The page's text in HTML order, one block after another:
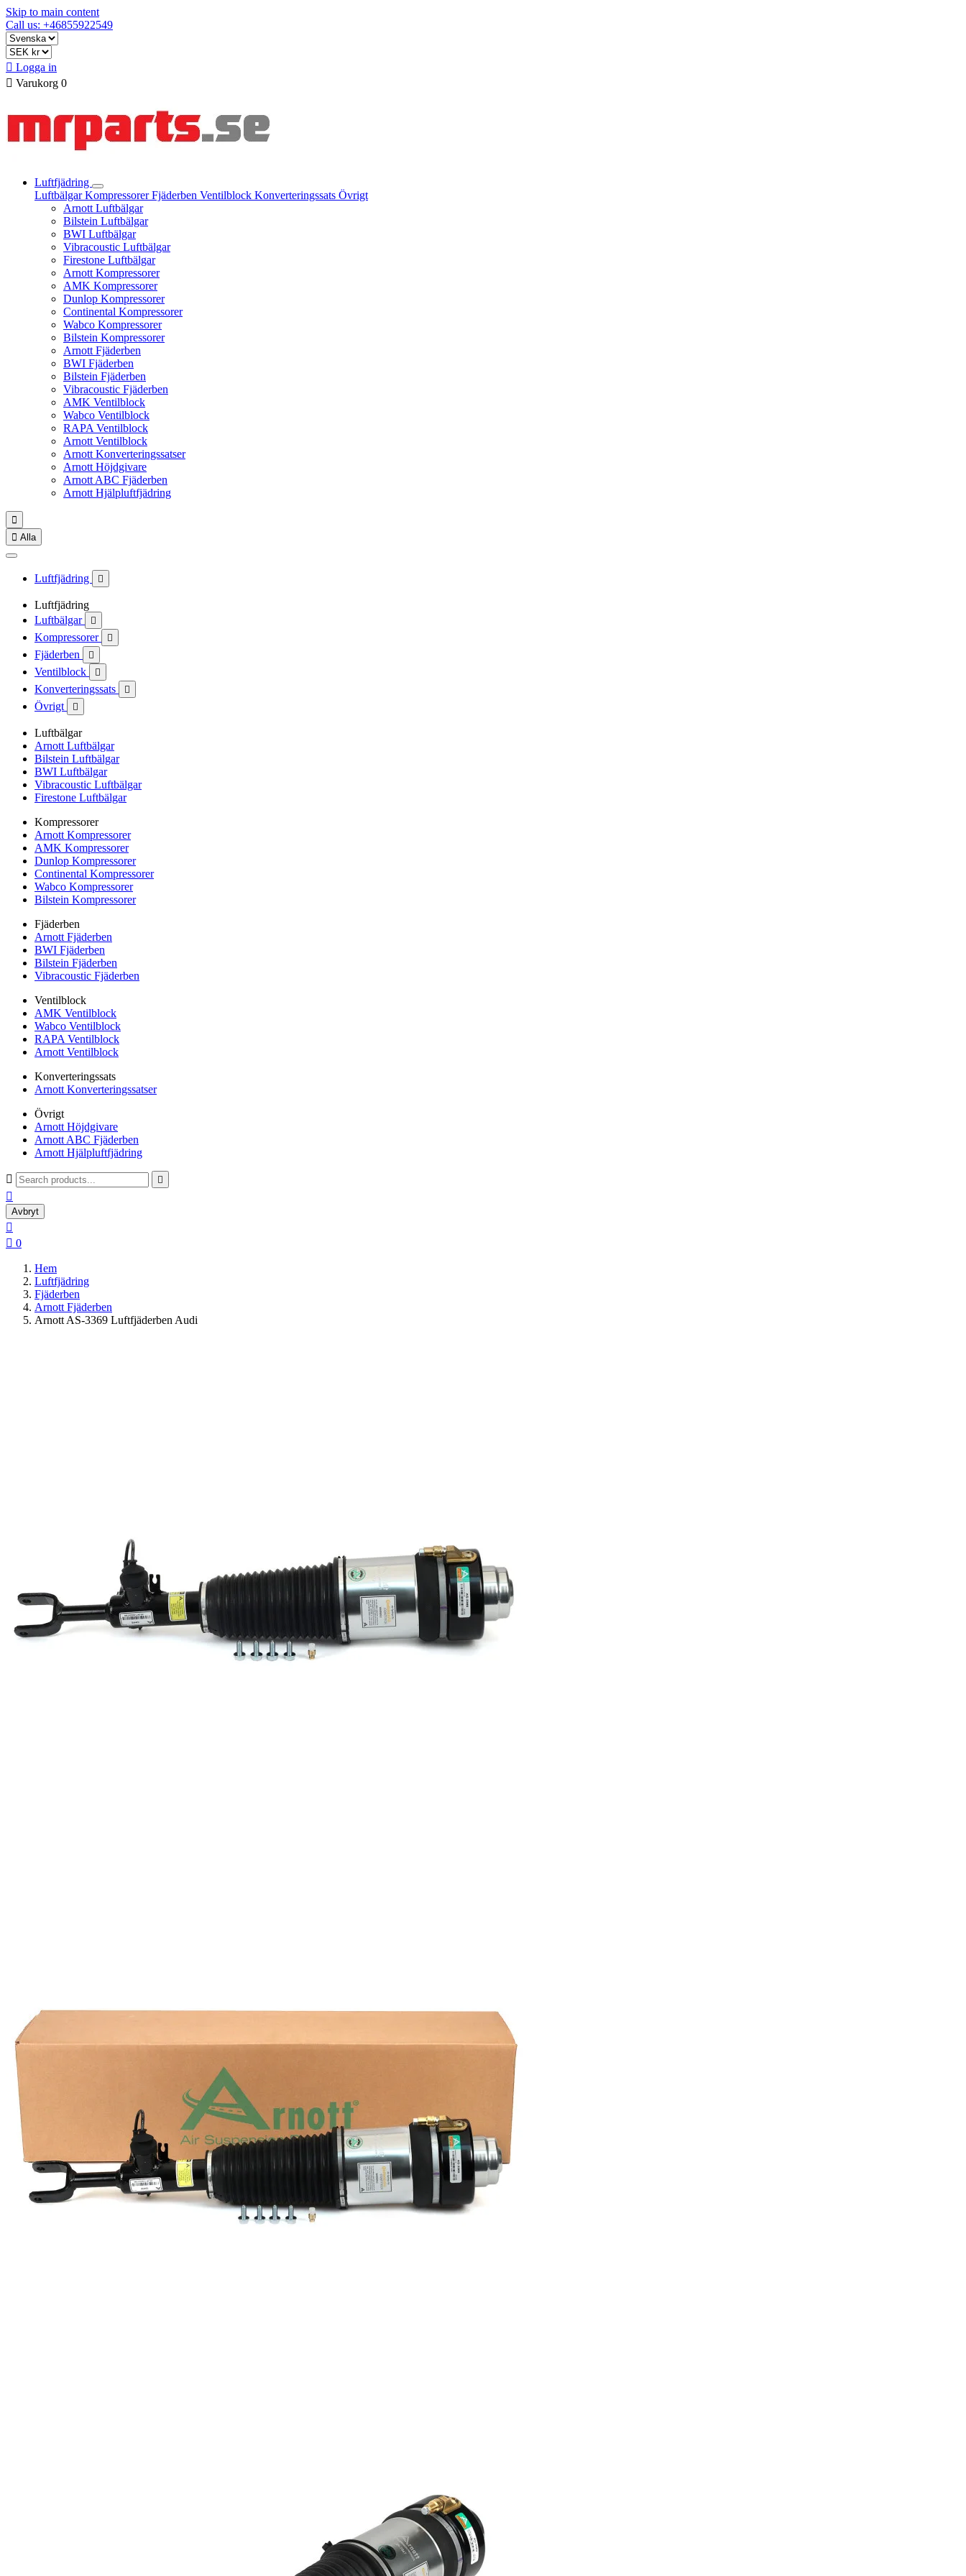
Skip to main content
Call us: +46855922549
 Logga in
 Varukorg 0
Luftfjädring
LuftbälgarKompressorerFjäderben Ventilblock Konverteringssats Övrigt
Arnott Luftbälgar
Bilstein Luftbälgar
BWI Luftbälgar
Vibracoustic Luftbälgar
Firestone Luftbälgar
Arnott Kompressorer
AMK Kompressorer
Dunlop Kompressorer
Continental Kompressorer
Wabco Kompressorer
Bilstein Kompressorer
Arnott Fjäderben
BWI Fjäderben
Bilstein Fjäderben
Vibracoustic Fjäderben
AMK Ventilblock
Wabco Ventilblock
RAPA Ventilblock
Arnott Ventilblock
Arnott Konverteringssatser
Arnott Höjdgivare
Arnott ABC Fjäderben
Arnott Hjälpluftfjädring

 Alla
Luftfjädring 
Luftfjädring
Luftbälgar

Kompressorer 
Fjäderben 
Ventilblock 
Konverteringssats 
Övrigt 
Luftbälgar
Arnott Luftbälgar
Bilstein Luftbälgar
BWI Luftbälgar
Vibracoustic Luftbälgar
Firestone Luftbälgar
Kompressorer
Arnott Kompressorer
AMK Kompressorer
Dunlop Kompressorer
Continental Kompressorer
Wabco Kompressorer
Bilstein Kompressorer
Fjäderben
Arnott Fjäderben
BWI Fjäderben
Bilstein Fjäderben
Vibracoustic Fjäderben
Ventilblock
AMK Ventilblock
Wabco Ventilblock
RAPA Ventilblock
Arnott Ventilblock
Konverteringssats
Arnott Konverteringssatser
Övrigt
Arnott Höjdgivare
Arnott ABC Fjäderben
Arnott Hjälpluftfjädring
 

Avbryt

 0
Hem
Luftfjädring
Fjäderben
Arnott Fjäderben
Arnott AS-3369 Luftfjäderben Audi